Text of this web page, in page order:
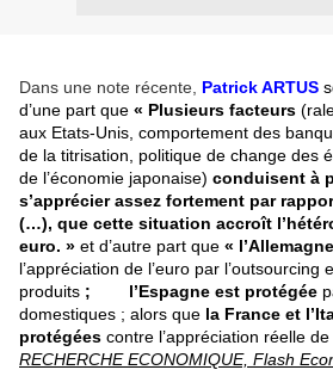
Dans une note récente, Patrick ARTUS
d’une part que « Plusieurs facteurs
aux Etats-Unis, comportement des
de la titrisation, politique de change des
de l’économie japonaise) conduisent à
s’apprécier assez fortement par
(…), que cette situation accroît
euro. » et d’autre part que «
l’appréciation de l’euro par
produits ; l’Espagne est protégée
domestiques ; alors que la France et
protégées contre l’appréciation réelle de
RECHERCHE ECONOMIQUE, Flash